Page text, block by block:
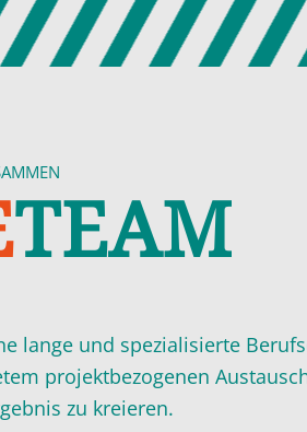
TEAM
lange und spezialisierte
projektbezogenen
zu kreieren.